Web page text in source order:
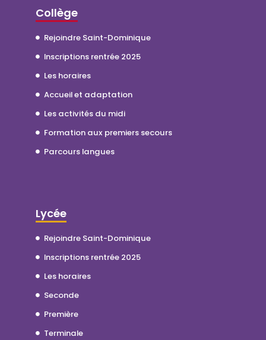
Collège
Rejoindre Saint-Dominique
Inscriptions rentrée 2025
Les horaires
Accueil et adaptation
Les activités du midi
Formation aux premiers secours
Parcours langues
Lycée
Rejoindre Saint-Dominique
Inscriptions rentrée 2025
Les horaires
Seconde
Première
Terminale